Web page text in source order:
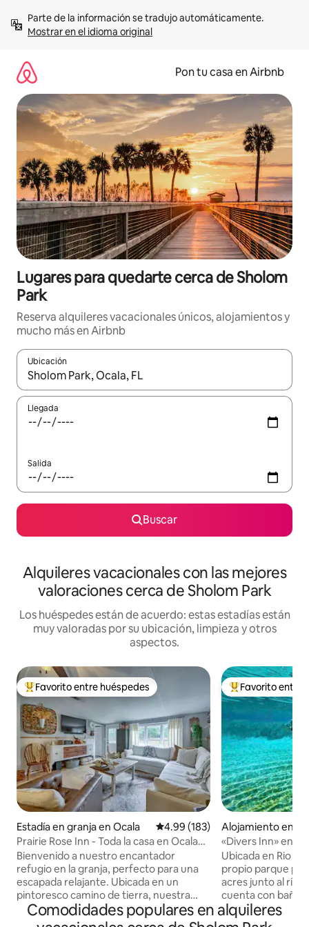
contenidoMostrar en el idioma original
Pon tu casa en Airbnb
Lugares para quedarte cerca de Sholom
Park
Reserva alquileres vacacionales únicos, alojamientos y
mucho más en Airbnb
Ubicación
Cuando los resultados estén disponibles, navega con las
Llegada
Salida
Buscar
Alquileres vacacionales con las mejores
valoraciones cerca de Sholom Park
Los huéspedes están de acuerdo: estas estadías están
muy valoradas por su ubicación, limpieza y otros
aspectos.
Favorito entre huéspedes preferido
Favorito entre huéspedes
Estadía en granja en Ocala Calificación promedio: 4.99 de
4.99 (183)
Prairie Rose Inn - Toda la casa en Ocala
Farmland
Bienvenido a nuestro encantador
refugio en la granja, perfecto para una
escapada relajante. Ubicada en un
pintoresco camino de tierra, nuestra
propiedad ofrece una verdadera
escapada. 2 acres completamente
Favorito entre
Favorito entre
Alojamiento en
«Divers Inn» en el
Ubicada en Rio
propio parque
acres junto al río
cuenta con
una rampa para
SU BOTE! Relájese junto al río en el
Comodidades populares en alquileres